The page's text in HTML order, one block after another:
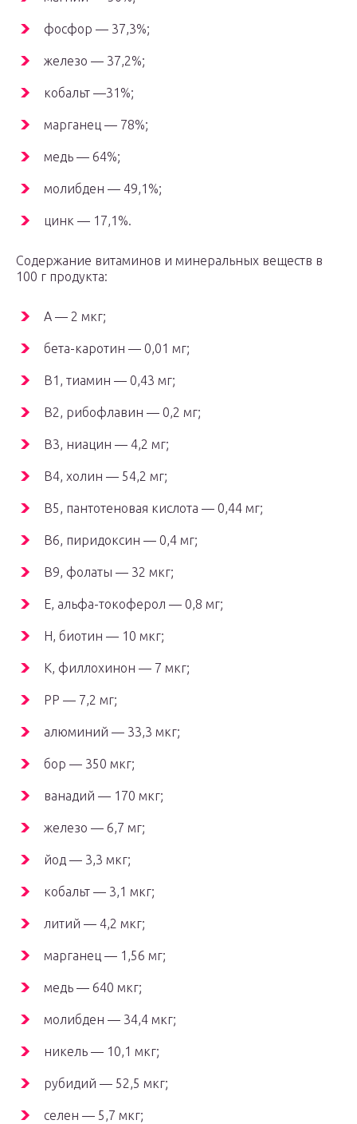
фосфор — 37,3%;
железо — 37,2%;
кобальт —31%;
марганец — 78%;
медь — 64%;
молибден — 49,1%;
цинк — 17,1%.
Содержание витаминов и минеральных веществ в
100 г продукта:
А — 2 мкг;
бета-каротин — 0,01 мг;
В1, тиамин — 0,43 мг;
В2, рибофлавин — 0,2 мг;
В3, ниацин — 4,2 мг;
В4, холин — 54,2 мг;
В5, пантотеновая кислота — 0,44 мг;
В6, пиридоксин — 0,4 мг;
В9, фолаты — 32 мкг;
Е, альфа-токоферол — 0,8 мг;
Н, биотин — 10 мкг;
К, филлохинон — 7 мкг;
РР — 7,2 мг;
алюминий — 33,3 мкг;
бор — 350 мкг;
ванадий — 170 мкг;
железо — 6,7 мг;
йод — 3,3 мкг;
кобальт — 3,1 мкг;
литий — 4,2 мкг;
марганец — 1,56 мг;
медь — 640 мкг;
молибден — 34,4 мкг;
никель — 10,1 мкг;
рубидий — 52,5 мкг;
селен — 5,7 мкг;